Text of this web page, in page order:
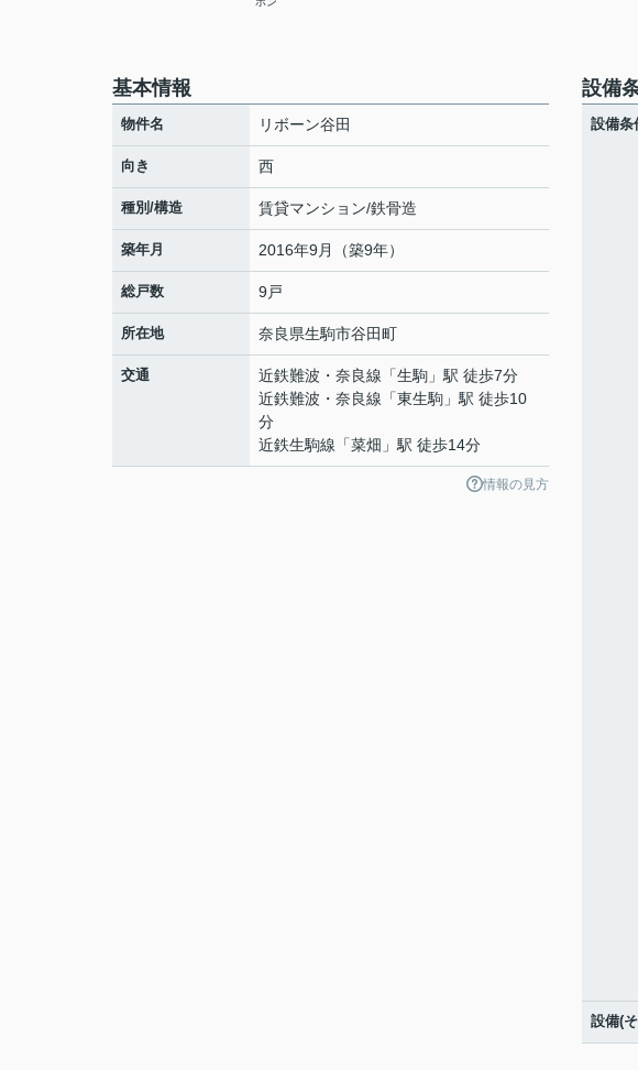
基本情報
物件名 リボーン谷田
向き 西
種別/構造 賃貸マンション/鉄骨造
築年月 2016年9月（築9年）
総戸数 9戸
所在地 奈良県生駒市谷田町
交通 近鉄難波・奈良線 「生駒 」駅 徒歩7分
近鉄難波・奈良線 「東生駒 」駅 徒歩10
分
近鉄生駒線 「菜畑 」駅 徒歩14分
情報の見方
設備
設備条
設備(